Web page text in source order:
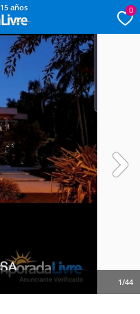
15 años 0
1/44